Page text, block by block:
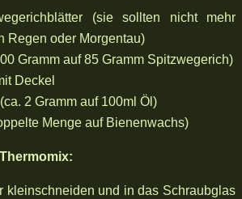
(sie sollten nicht mehr
Regen oder Morgentau)
Gramm auf 85 Gramm Spitzwegerich)
Deckel
2 Gramm auf 100ml Öl)
Menge auf Bienenwachs)
kleinschneiden und in das Schraubglas